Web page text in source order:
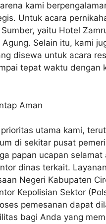
kami
Untuk acara
yaitu Hotel
Selain itu, kami
disewa untuk acara
tepat waktu dengan
Aman
utama kami,
di sekitar pusat
papan ucapan
dinas terkait.
Negeri Kabupaten
Kepolisian Sektor
pemesanan dapat
bagi Anda yang